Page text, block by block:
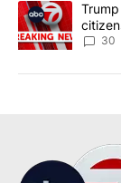
A trending
30